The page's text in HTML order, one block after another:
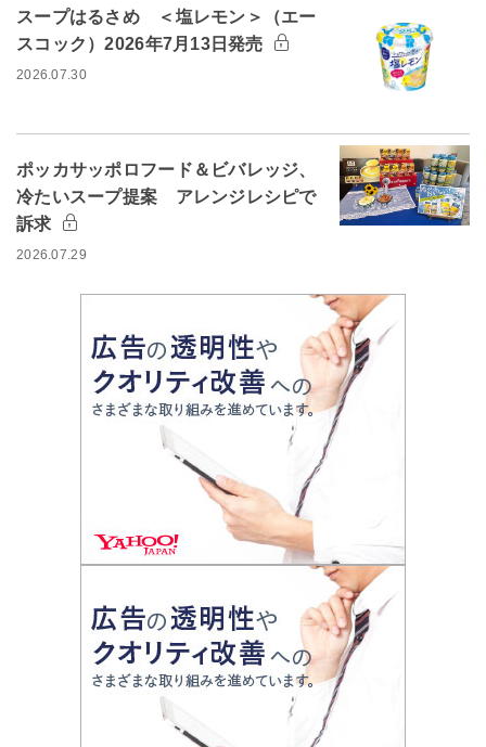
スープはるさめ ＜塩レモン＞（エー
スコック）2026年7月13日発売
2026.07.30
ポッカサッポロフード＆ビバレッジ、
冷たいスープ提案 アレンジレシピで
訴求
2026.07.29